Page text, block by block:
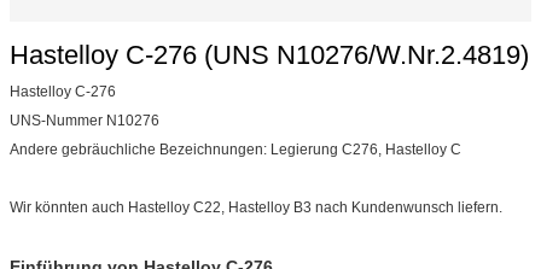
Hastelloy C-276 (UNS N10276/W.Nr.2.4819)
Hastelloy C-276
UNS-Nummer N10276
Andere gebräuchliche Bezeichnungen: Legierung C276, Hastelloy C
Wir könnten auch Hastelloy C22, Hastelloy B3 nach Kundenwunsch liefern.